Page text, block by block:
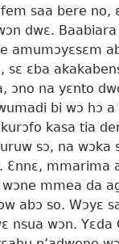
saa bere no,
dwɛ.
amumɔyɛsɛm
sɛ ɛba
ɔno na yɛnto
bi wɔ hɔ
kasa tia
sɔ, na wɔka
Ɛnnɛ, mmarima
mmea da
abɔ so. Wɔyɛ
nsua wɔn. Yɛda